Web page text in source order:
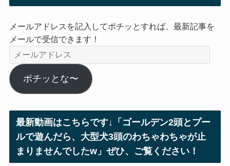
メールアドレスを記入してポチッとすれば、最新記事を
メールで受信できます！
メ
ー
ル
ア
ス
ポチッとな〜
最新動画はこちらです↓「ゴールデン2頭とプー
ルで遊んだら、大型犬3頭のわちゃわちゃが止
まりませんでしたw」ぜひ、ご覧ください！